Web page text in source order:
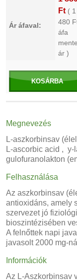
Ár áfaval:
Ft ( 1
480
áfa
ár )
KOSÁRBA
Megnevezés
L-aszkorbinsav
L-ascorbic acid , y-
gulofuranolakton
Felhasználása
Az aszkorbinsav
antioxidáns, amely
szervezet jó
bioszintézisében
A felnőttek napi
javasolt 2000 mg-
Információk
Az L-Aszkorbinsav